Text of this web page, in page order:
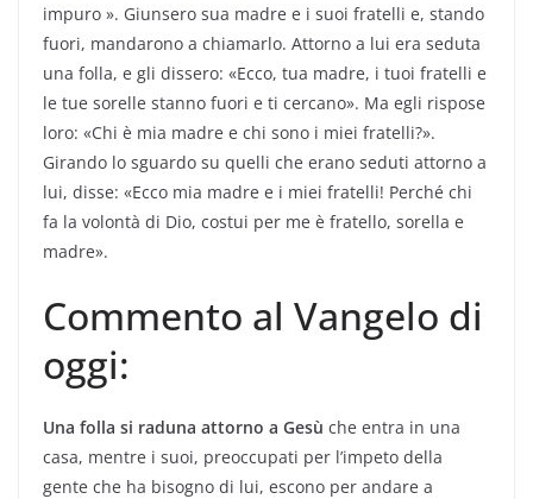
impuro ». Giunsero sua madre e i suoi fratelli e, stando
fuori, mandarono a chiamarlo. Attorno a lui era seduta
una folla, e gli dissero: «Ecco, tua madre, i tuoi fratelli e
le tue sorelle stanno fuori e ti cercano». Ma egli rispose
loro: «Chi è mia madre e chi sono i miei fratelli?».
Girando lo sguardo su quelli che erano seduti attorno a
lui, disse: «Ecco mia madre e i miei fratelli! Perché chi
fa la volontà di Dio, costui per me è fratello, sorella e
madre».
Commento al Vangelo di
oggi:
Una folla si raduna attorno a Gesù che entra in una
casa, mentre i suoi, preoccupati per l’impeto della
gente che ha bisogno di lui, escono per andare a